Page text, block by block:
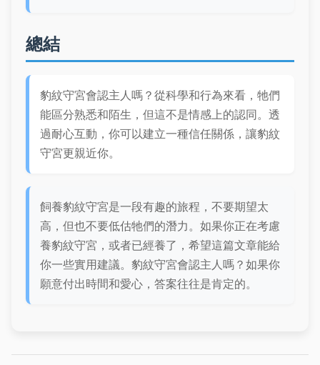
總結
豹紋守宮會認主人嗎？從科學和行為來看，牠們
能區分熟悉和陌生，但這不是情感上的認同。透
過耐心互動，你可以建立一種信任關係，讓豹紋
守宮更親近你。
飼養豹紋守宮是一段有趣的旅程，不要期望太
高，但也不要低估牠們的潛力。如果你正在考慮
養豹紋守宮，或者已經養了，希望這篇文章能給
你一些實用建議。豹紋守宮會認主人嗎？如果你
願意付出時間和愛心，答案往往是肯定的。